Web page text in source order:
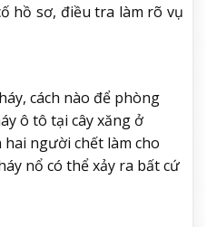
hồ sơ, điều tra làm rõ vụ
cách nào để phòng
ô tô tại cây xăng ở
người chết làm cho
nổ có thể xảy ra bất cứ